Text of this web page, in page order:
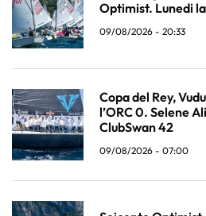
Optimist. Lunedi
09/08/2026 - 20:33
Copa del Rey,
l’ORC 0. Selene
ClubSwan 42
09/08/2026 - 07:00